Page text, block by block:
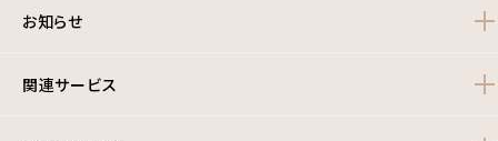
お知らせ
関連サービス